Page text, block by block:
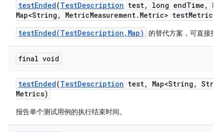
testEnded(TestDescription test, long endTime ,
Map<String , MetricMeasurement. Metric> testMetrics)
testEnded(TestDescription,Map)
的替代方案，可直接指
final void
testEnded(TestDescription test, Map<String ,
Metrics)
报告单个测试用例的执行结束时间。